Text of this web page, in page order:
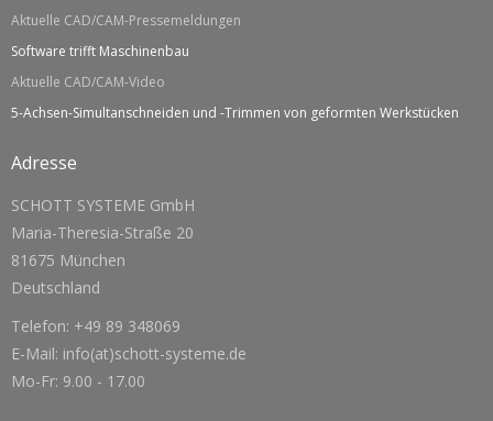
Aktuelle CAD/CAM-Pressemeldungen
Software trifft Maschinenbau
Aktuelle CAD/CAM-Video
5-Achsen-Simultanschneiden und -Trimmen von geformten Werkstücken
Adresse
SCHOTT SYSTEME GmbH
Maria-Theresia-Straße 20
81675 München
Deutschland
Telefon: +49 89 348069
E-Mail: info(at)schott-systeme.de
Mo-Fr: 9.00 - 17.00